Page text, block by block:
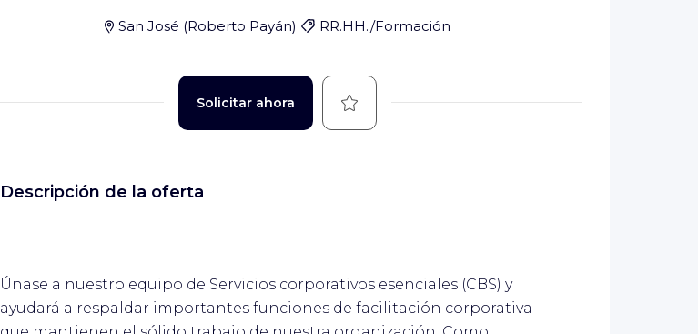
San José (Roberto Payán) RR.HH./Formación
Solicitar ahora Guardar
Descripción de la oferta
Únase a nuestro equipo de Servicios corporativos esenciales (CBS) y
ayudará a respaldar importantes funciones de facilitación corporativa